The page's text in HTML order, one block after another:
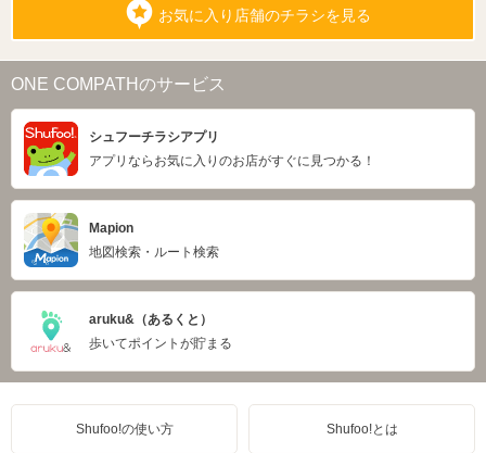
お気に入り店舗のチラシを見る
ONE COMPATHのサービス
シュフーチラシアプリ
アプリならお気に入りのお店がすぐに見つかる！
Mapion
地図検索・ルート検索
aruku&（あるくと）
歩いてポイントが貯まる
Shufoo!の使い方 Shufoo!とは